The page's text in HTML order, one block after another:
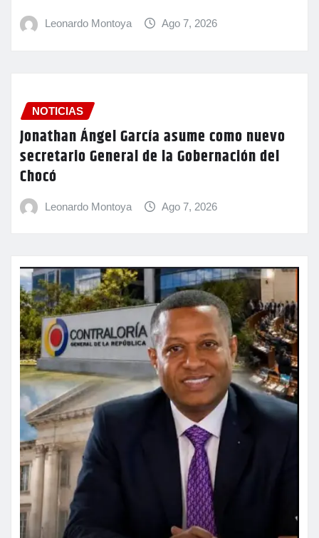
Leonardo Montoya Ago 7, 2026
NOTICIAS
Jonathan Ángel García asume como nuevo
secretario General de la Gobernación del
Chocó
Leonardo Montoya Ago 7, 2026